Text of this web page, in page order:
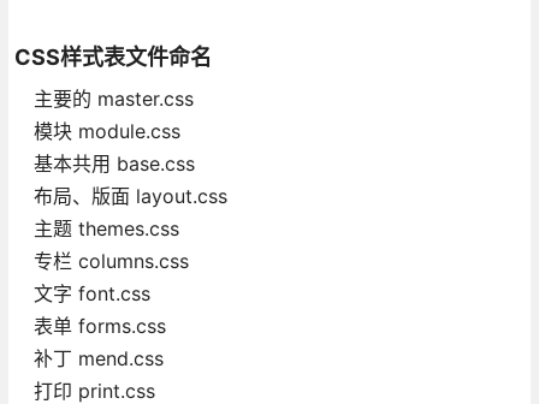
CSS样式表文件命名
主要的 master.css
模块 module.css
基本共用 base.css
布局、版面 layout.css
主题 themes.css
专栏 columns.css
文字 font.css
表单 forms.css
补丁 mend.css
打印 print.css